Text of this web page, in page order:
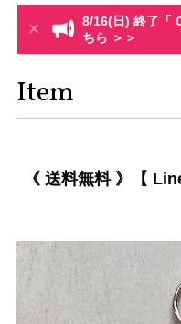
8/16(日) 終了「
ちら ＞＞
Item
《 送料無料 》【